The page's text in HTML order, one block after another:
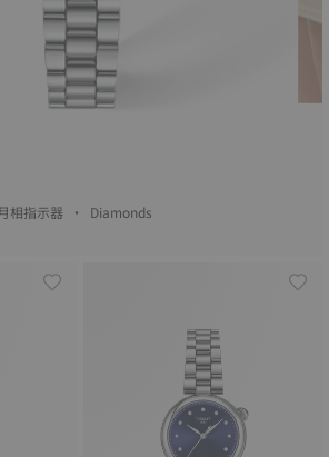
29.6 mm • 石英款 • 月相指示器 • Diamonds